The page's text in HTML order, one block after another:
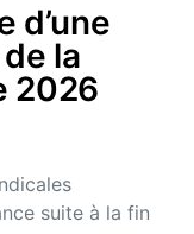
d’une
la
2026
suite à la fin